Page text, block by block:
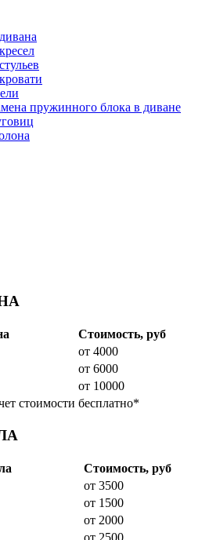
пружинного блока в диване
Стоимость, руб
от 4000
от 6000
от 10000
стоимости бесплатно*
Стоимость, руб
от 3500
от 1500
от 2000
от 2500